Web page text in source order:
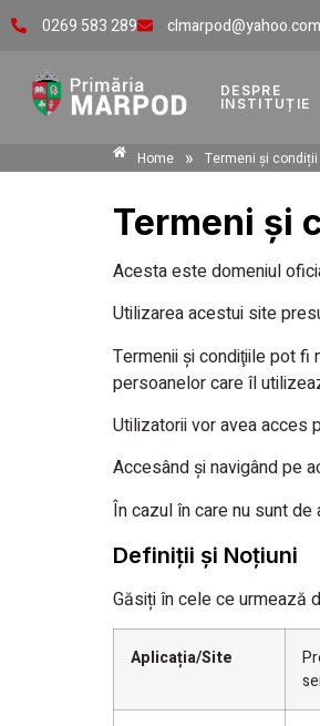
0269 583 289 clmarpod@yahoo.com
DESPRE
INSTITUȚIE
Home » Termeni și condiții
Termeni și
Acesta este domeniul
Utilizarea acestui site
Termenii şi condiţiile pot fi
persoanelor care îl
Utilizatorii vor avea acces
Accesând şi navigând pe
În cazul în care nu sunt
Definiții și Noțiuni
Găsiți în cele ce urmează
Aplicația/Site